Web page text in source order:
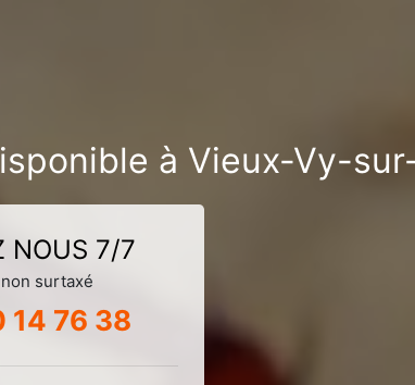
à Vieux-Vy-
NOUS 7/7
surtaxé
76 38